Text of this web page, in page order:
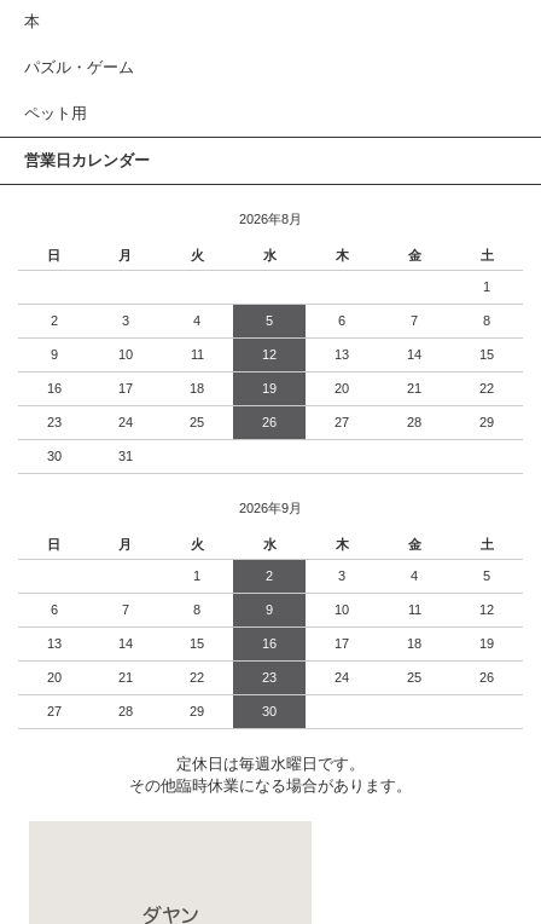
本
パズル・ゲーム
ペット用
営業日カレンダー
2026年8月
日 月 火 水 木 金 土
1
2 3 4 5 6 7 8
9 10 11 12 13 14 15
16 17 18 19 20 21 22
23 24 25 26 27 28 29
30 31
2026年9月
日 月 火 水 木 金 土
1 2 3 4 5
6 7 8 9 10 11 12
13 14 15 16 17 18 19
20 21 22 23 24 25 26
27 28 29 30
定休日は毎週水曜日です。
その他臨時休業になる場合があります。